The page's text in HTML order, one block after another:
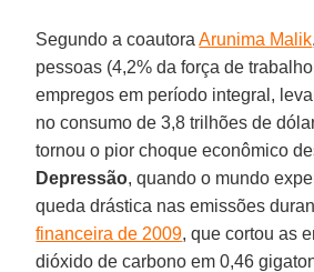
Segundo a coautoraArunima Malik
pessoas (4,2% da força de
empregos em período integral,
no consumo de 3,8 trilhões de
tornou o pior choque econômico
Depressão, quando o mundo
queda drástica nas emissões
financeira de 2009, que cortou as
dióxido de carbono em 0,46